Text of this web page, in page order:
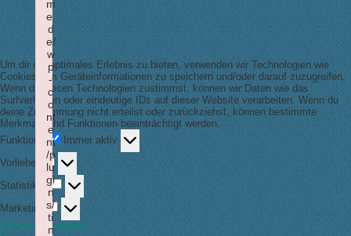
Um dir ein optimales Erlebnis zu bieten, verwenden wir Technologien wie
Cookies, um Geräteinformationen zu speichern und/oder darauf zuzugreifen.
Wenn du diesen Technologien zustimmst, können wir Daten wie das
Surfverhalten oder eindeutige IDs auf dieser Website verarbeiten. Wenn du
deine Zustimmung nicht erteilst oder zurückziehst, können bestimmte
Merkmale und Funktionen beeinträchtigt werden.
Funktional
Funktional
Immer aktiv
Vorlieben
Vorlieben
Statistiken Statistiken
Marketing
Marketing
Optionen verwalten
m
e.
d
e/
w
p
-
c
o
nt
e
nt
/p
lu
gi
n
s/
ti
n